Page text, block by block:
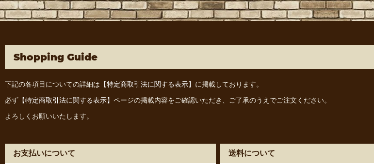
Shopping Guide
下記の各項目についての詳細は 【特定商取引法に関する表示】 に掲載しております。
必ず 【特定商取引法に関する表示】 ページの掲載内容をご確認いただき、ご了承のうえでご注文ください。
よろしくお願いいたします。
お支払いについて 送料について